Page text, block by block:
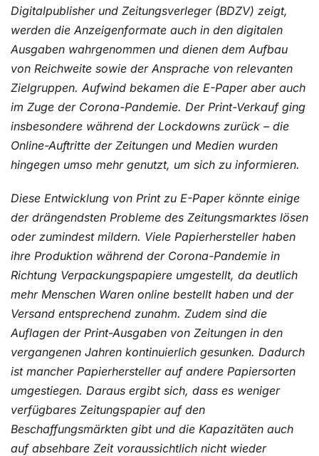
Digitalpublisher und Zeitungsverleger (BDZV) zeigt,
werden die Anzeigenformate auch in den digitalen
Ausgaben wahrgenommen und dienen dem Aufbau
von Reichweite sowie der Ansprache von relevanten
Zielgruppen. Aufwind bekamen die E-Paper aber auch
im Zuge der Corona-Pandemie. Der Print-Verkauf ging
insbesondere während der Lockdowns zurück – die
Online-Auftritte der Zeitungen und Medien wurden
hingegen umso mehr genutzt, um sich zu informieren.
Diese Entwicklung von Print zu E-Paper könnte einige
der drängendsten Probleme des Zeitungsmarktes lösen
oder zumindest mildern. Viele Papierhersteller haben
ihre Produktion während der Corona-Pandemie in
Richtung Verpackungspapiere umgestellt, da deutlich
mehr Menschen Waren online bestellt haben und der
Versand entsprechend zunahm. Zudem sind die
Auflagen der Print-Ausgaben von Zeitungen in den
vergangenen Jahren kontinuierlich gesunken. Dadurch
ist mancher Papierhersteller auf andere Papiersorten
umgestiegen. Daraus ergibt sich, dass es weniger
verfügbares Zeitungspapier auf den
Beschaffungsmärkten gibt und die Kapazitäten auch
auf absehbare Zeit voraussichtlich nicht wieder